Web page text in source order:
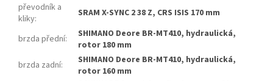
převodník a
kliky: SRAM X-SYNC 2 38 Z, CRS ISIS 170 mm
brzda přední:
SHIMANO Deore BR-MT410, hydraulická,
rotor 180 mm
brzda zadní:
SHIMANO Deore BR-MT410, hydraulická,
rotor 160 mm